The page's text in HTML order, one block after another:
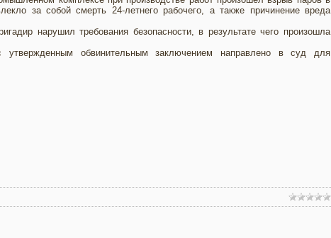
за собой смерть 24-летнего рабочего, а также причинение вреда
нарушил требования безопасности, в результате чего произошла
обвинительным заключением направлено в суд для